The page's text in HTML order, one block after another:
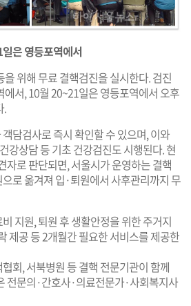
은 영등포역에서
위해 무료 결핵검진을 실시한다. 검진
서, 10월 20~21일은 영등포역에서 오후
.
담검사로 즉시 확인할 수 있으며, 이와
강상담 등 기초 건강검진도 시행된다. 현
자로 판단되면, 서울시가 운영하는 결핵
로 옮겨져 입·퇴원에서 사후관리까지 무
지원, 퇴원 후 생활안정을 위한 주거지
제공 등 2개월간 필요한 서비스를 제공한
회, 서북병원 등 결핵 전문기관이 함께
전문의·간호사·의료전문가·사회복지사